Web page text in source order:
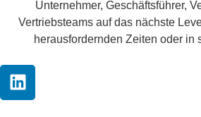
Unternehmer, Geschäftsführer,
Vertriebsteams auf das nächste
herausfordernden Zeiten oder in